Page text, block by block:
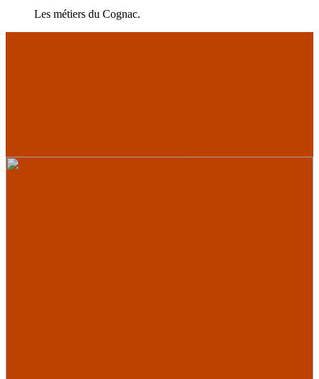
Les métiers du Cognac.